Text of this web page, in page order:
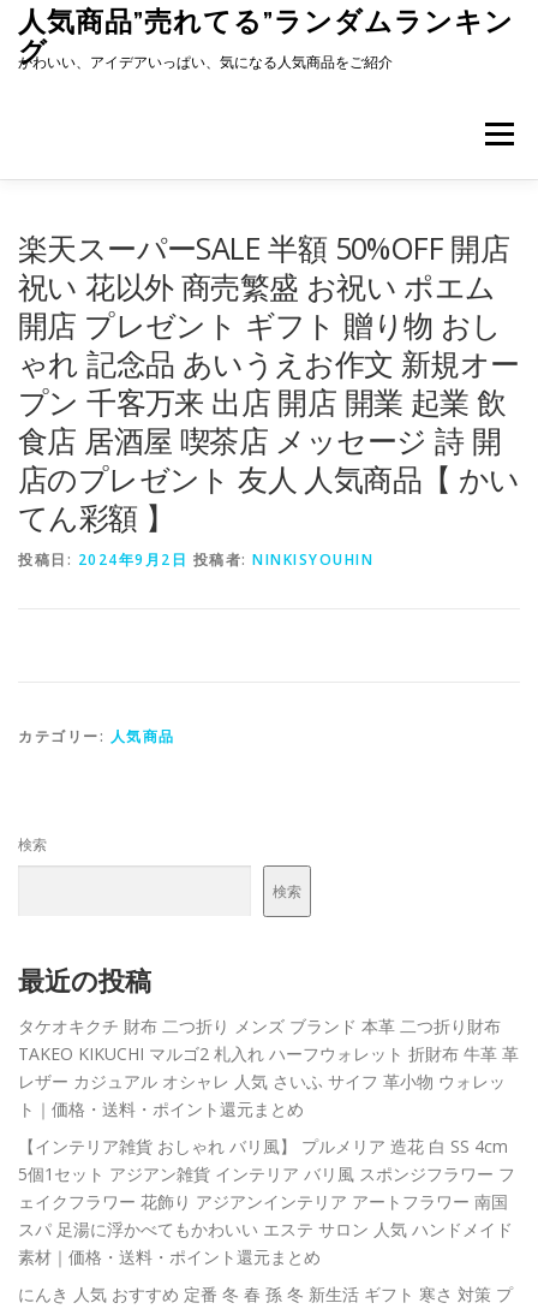
キ
人気商品”売れてる”ランダムランキン
グ
かわいい、アイデアいっぱい、気になる人気商品をご紹介
メニュー
楽天スーパーSALE 半額 50%OFF 開店
祝い 花以外 商売繁盛 お祝い ポエム
開店 プレゼント ギフト 贈り物 おし
ゃれ 記念品 あいうえお作文 新規オー
プン 千客万来 出店 開店 開業 起業 飲
食店 居酒屋 喫茶店 メッセージ 詩 開
店のプレゼント 友人 人気商品【 かい
てん彩額 】
投稿日: 2024年9月2日 投稿者: NINKISYOUHIN
カテゴリー: 人気商品
検索
検索
最近の投稿
タケオキクチ 財布 二つ折り メンズ ブランド 本革 二つ折り財布
TAKEO KIKUCHI マルゴ2 札入れ ハーフウォレット 折財布 牛革 革
レザー カジュアル オシャレ 人気 さいふ サイフ 革小物 ウォレッ
ト｜価格・送料・ポイント還元まとめ
【インテリア雑貨 おしゃれ バリ風】 プルメリア 造花 白 SS 4cm
5個1セット アジアン雑貨 インテリア バリ風 スポンジフラワー フ
ェイクフラワー 花飾り アジアンインテリア アートフラワー 南国
スパ 足湯に浮かべてもかわいい エステ サロン 人気 ハンドメイド
素材｜価格・送料・ポイント還元まとめ
にんき 人気 おすすめ 定番 冬 春 孫 冬 新生活 ギフト 寒さ 対策 プ